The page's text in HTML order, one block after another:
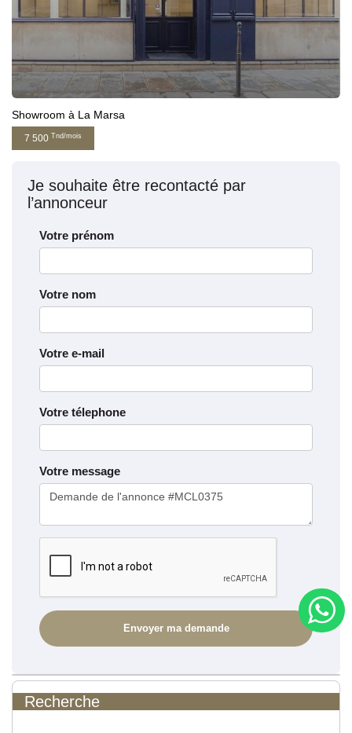
Showroom à La Marsa
7 500 Tnd/mois
Je souhaite être recontacté par
l’annonceur
Votre prénom
Votre nom
Votre e-mail
Votre télephone
Votre message
Recherche